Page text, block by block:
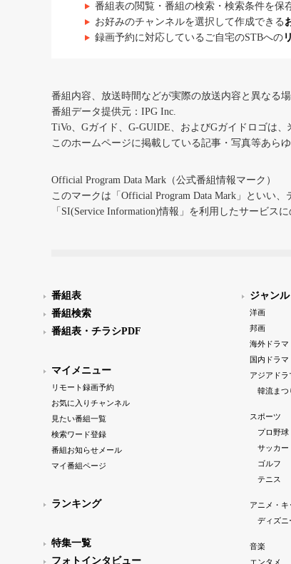
番組表の閲覧・番組の検索・検索条件を保
お好みのチャンネルを選択して作成できる
録画予約に対応しているご自宅のSTBへの
番組内容、放送時間などが実際の放送内容と異なる場
番組データ提供元：IPG Inc.
TiVo、Gガイド、G-GUIDE、およびGガイドロゴは
このホームページに掲載している記事・写真等あら
Official Program Data Mark（公式番組情報マーク）
このマークは「Official Program Data Mark」といい
「SI(Service Information)情報」を利用したサービス
番組表
番組検索
番組表・チラシPDF
マイメニュー
リモート録画予約
お気に入りチャンネル
見たい番組一覧
検索ワード登録
番組お知らせメール
マイ番組ページ
ランキング
特集一覧
フォトインタビュー
ジャンル
洋画
邦画
海外ドラマ
国内ドラマ
アジアドラ
韓流まつ
スポーツ
プロ野球
サッカー
ゴルフ
テニス
アニメ・キ
ディズニ
音楽
エンタメ